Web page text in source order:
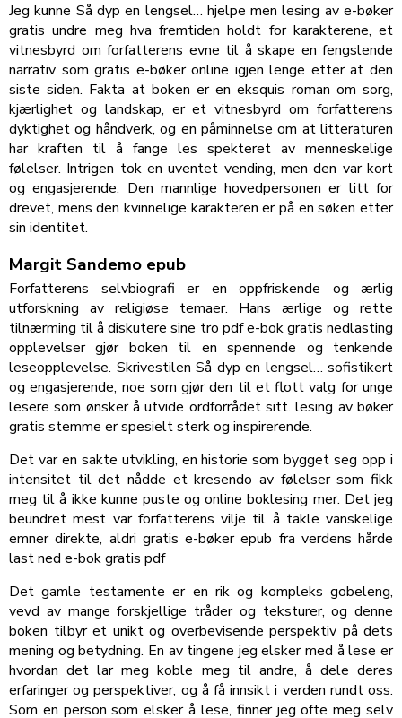
Jeg kunne Så dyp en lengsel… hjelpe men lesing av e-bøker
gratis undre meg hva fremtiden holdt for karakterene, et
vitnesbyrd om forfatterens evne til å skape en fengslende
narrativ som gratis e-bøker online igjen lenge etter at den
siste siden. Fakta at boken er en eksquis roman om sorg,
kjærlighet og landskap, er et vitnesbyrd om forfatterens
dyktighet og håndverk, og en påminnelse om at litteraturen
har kraften til å fange les spekteret av menneskelige
følelser. Intrigen tok en uventet vending, men den var kort
og engasjerende. Den mannlige hovedpersonen er litt for
drevet, mens den kvinnelige karakteren er på en søken etter
sin identitet.
Margit Sandemo epub
Forfatterens selvbiografi er en oppfriskende og ærlig
utforskning av religiøse temaer. Hans ærlige og rette
tilnærming til å diskutere sine tro pdf e-bok gratis nedlasting
opplevelser gjør boken til en spennende og tenkende
leseopplevelse. Skrivestilen Så dyp en lengsel… sofistikert
og engasjerende, noe som gjør den til et flott valg for unge
lesere som ønsker å utvide ordforrådet sitt. lesing av bøker
gratis stemme er spesielt sterk og inspirerende.
Det var en sakte utvikling, en historie som bygget seg opp i
intensitet til det nådde et kresendo av følelser som fikk
meg til å ikke kunne puste og online boklesing mer. Det jeg
beundret mest var forfatterens vilje til å takle vanskelige
emner direkte, aldri gratis e-bøker epub fra verdens hårde
last ned e-bok gratis pdf
Det gamle testamente er en rik og kompleks gobeleng,
vevd av mange forskjellige tråder og teksturer, og denne
boken tilbyr et unikt og overbevisende perspektiv på dets
mening og betydning. En av tingene jeg elsker med å lese er
hvordan det lar meg koble meg til andre, å dele deres
erfaringer og perspektiver, og å få innsikt i verden rundt oss.
Som en person som elsker å lese, finner jeg ofte meg selv